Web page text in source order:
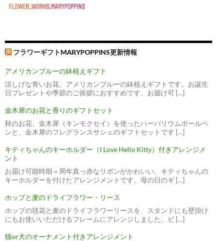
フラワーギフトMARYPOPPINS更新情報
アメリカンブルーの鉢植えギフト
涼しげな青いお花、アメリカンブルーの鉢植えギフトです。お誕生
日プレゼントや季節のご挨拶におすすめです。お届け可 […]
金木犀のお花と香りのギフトセット
秋のお花、金木犀（キンモクセイ）を使ったハーバリウムボールペ
ンと、金木犀のフレグランスサシェのギフトセットです […]
キティちゃんのキーホルダー（I Love Hello Kitty）付きアレンジメ
ント
お届け可能時期＝周年真っ赤なリボンがかわいい、キティちゃんの
キーホルダーを付けたアレンジメントです。母の日のギ […]
ホップと麦のドライフラワー・リース
ホップの毬花と麦のドライフラワーリースを、スタンドにも壁掛け
にもお使いいただけるフレームにアレンジしました。ビ […]
猫or犬のオーナメント付きアレンジメント